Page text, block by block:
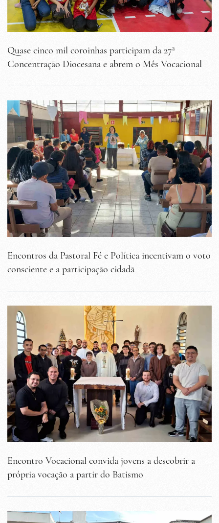
Quase cinco mil coroinhas participam da 27ª
Concentração Diocesana e abrem o Mês Vocacional
Encontros da Pastoral Fé e Política incentivam o voto
consciente e a participação cidadã
Encontro Vocacional convida jovens a descobrir a
própria vocação a partir do Batismo